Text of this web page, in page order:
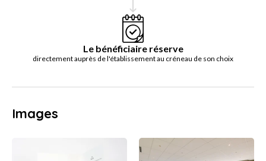
Le bénéficiaire réserve
directement auprès de l'établissement au créneau de son choix
Images